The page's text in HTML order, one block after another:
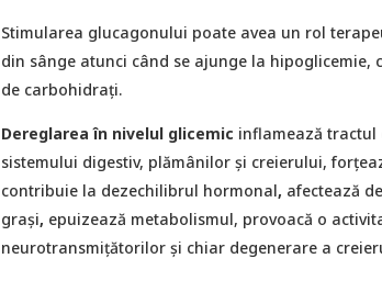
Stimularea glucagonului poate avea un rol
din sânge atunci când se ajunge la hipoglicemie,
de carbohidrați.
Dereglarea în nivelul glicemic inflamează tractul
sistemului digestiv, plămânilor și creierului,
contribuie la dezechilibrul hormonal, afectează
grași, epuizează metabolismul, provoacă o
neurotransmițătorilor și chiar degenerare a